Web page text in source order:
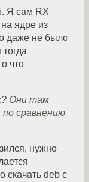
Я сам RX
ядре из
даже не было
что
Они там
сравнению
нужно
скачать deb с